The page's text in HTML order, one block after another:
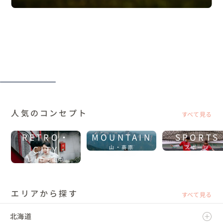
人気のコンセプト すべて見る
RETRO・
CITY
レトロ・街中
MOUNTAIN
山・高原
SPORTS
スポーツ
エリアから探す すべて見る
北海道